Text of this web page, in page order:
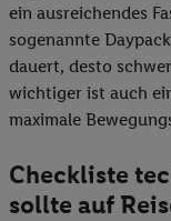
ein ausreichendes
sogenannte
dauert, desto
wichtiger ist auch
maximale
Checkliste
sollte auf